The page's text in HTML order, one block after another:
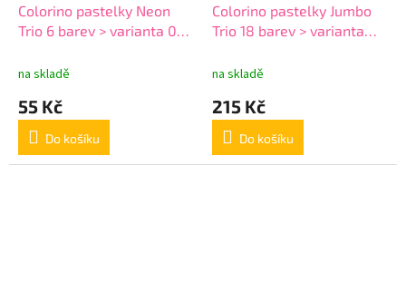
Colorino pastelky Neon
Trio 6 barev > varianta 03-
na skladě
55 Kč
Do košíku
Colorino pastelky Jumbo
Trio 18 barev > varianta
na skladě
215 Kč
Do košíku